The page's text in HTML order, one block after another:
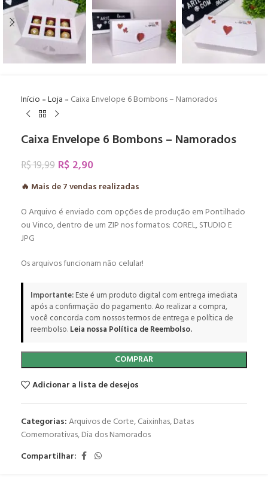
Início»Loja» Caixa Envelope 6 Bombons – Namorados
Caixa Envelope 6 Bombons – Namorados
R$19,99 R$ 2,90
🔥 Mais de7vendas realizadas
O Arquivo é enviado com opções de produção em Pontilhado
ou Vinco, dentro de um ZIP nos formatos: COREL, STUDIO E
JPG
Os arquivos funcionam não celular!
Importante:Este é um produto digital com entrega imediata
após a confirmação do pagamento. Ao realizar a compra,
você concorda com nossos termos de entrega e política de
reembolso.Leia nossa Política de Reembolso.
COMPRAR
Adicionar a lista de desejos
Categorias:Arquivos de Corte,Caixinhas,Datas
Comemorativas,Dia dos Namorados
Compartilhar: